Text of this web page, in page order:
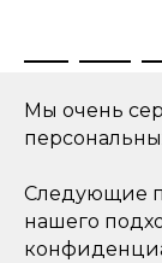
Мы очень
Следующие
нашего